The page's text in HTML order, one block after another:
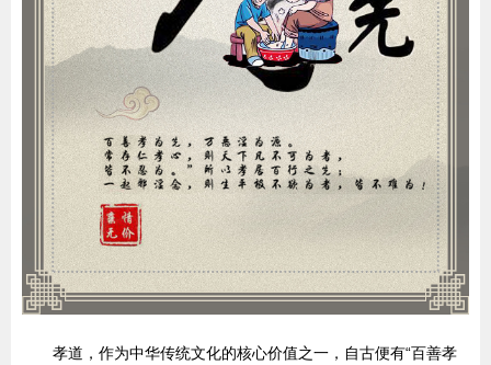
孝道，作为中华传统文化的核心价值之一，自古便有“百善孝